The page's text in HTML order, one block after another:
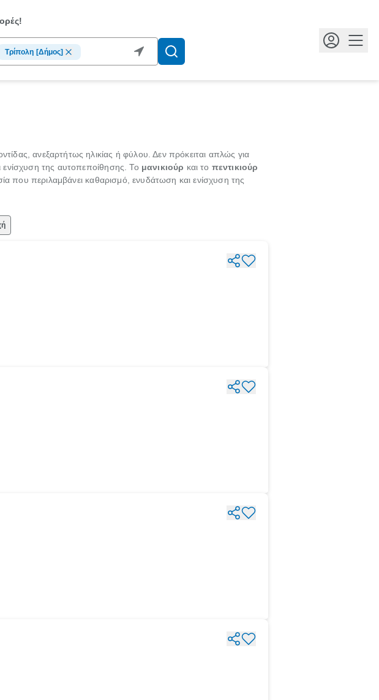
Τρίπολη [Δήμος]
ανεξαρτήτως ηλικίας ή φύλου. Δεν πρόκειται απλώς για
ενίσχυση της αυτοπεποίθησης. Το μανικιούρ και το πεντικιούρ
που περιλαμβάνει καθαρισμό, ενυδάτωση και ενίσχυση της